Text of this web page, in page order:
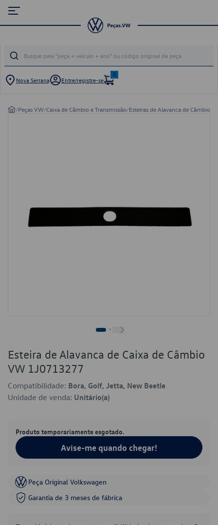
Nova Serrana Entre/registre-se
0
/Peças VW/Caixa de Câmbio e Transmissão/Esteiras de Alavanca de Câmbio
Esteira de Alavanca de Caixa de Câmbio
VW 1J0713277
Compatibilidade: Bora, Golf, Jetta, New Beetle
Unidade de venda: Unitário(a)
Produto temporariamente esgotado.
Avise-me quando chegar!
Peça Original Volkswagen
Garantia de 3 meses de fábrica